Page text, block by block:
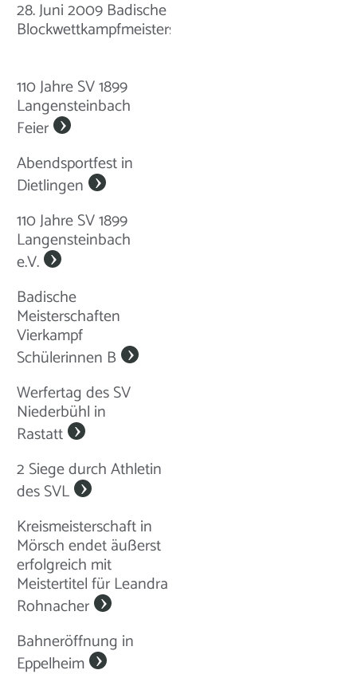
28. Juni 2009 Badische
Blockwettkampfmeisterschaften
110 Jahre SV 1899
Langensteinbach
Feier
Abendsportfest in
Dietlingen
110 Jahre SV 1899
Langensteinbach
e.V.
Badische
Meisterschaften
Vierkampf
Schülerinnen B
Werfertag des SV
Niederbühl in
Rastatt
2 Siege durch Athletin
des SVL
Kreismeisterschaft in
Mörsch endet äußerst
erfolgreich mit
Meistertitel für Leandra
Rohnacher
Bahneröffnung in
Eppelheim